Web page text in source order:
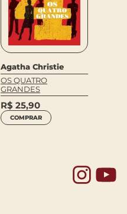
Agatha Christie
OS QUATRO
GRANDES
R$ 25,90
COMPRAR